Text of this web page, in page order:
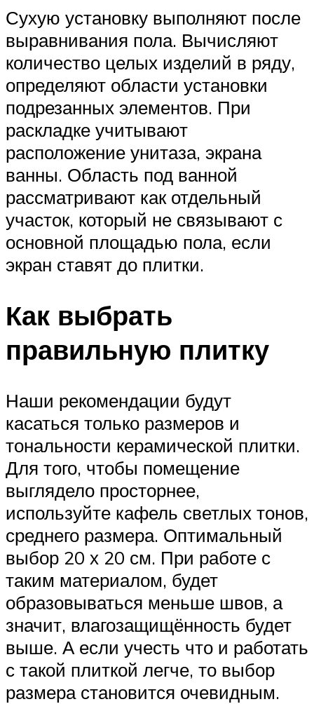
Сухую установку выполняют после
выравнивания пола. Вычисляют
количество целых изделий в ряду,
определяют области установки
подрезанных элементов. При
раскладке учитывают
расположение унитаза, экрана
ванны. Область под ванной
рассматривают как отдельный
участок, который не связывают с
основной площадью пола, если
экран ставят до плитки.
Как выбрать
правильную плитку
Наши рекомендации будут
касаться только размеров и
тональности керамической плитки.
Для того, чтобы помещение
выглядело просторнее,
используйте кафель светлых тонов,
среднего размера. Оптимальный
выбор 20 х 20 см. При работе с
таким материалом, будет
образовываться меньше швов, а
значит, влагозащищённость будет
выше. А если учесть что и работать
с такой плиткой легче, то выбор
размера становится очевидным.